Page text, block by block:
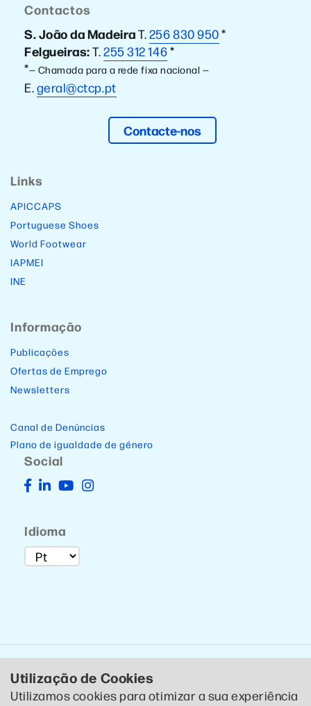
Contactos
S. João da MadeiraT.256 830 950*
Felgueiras:T.255 312 146*
*— Chamada para a rede fixa nacional —
E.geral@ctcp.pt
Contacte-nos
Links
APICCAPS
Portuguese Shoes
World Footwear
IAPMEI
INE
Informação
Publicações
Ofertas de Emprego
Newsletters
Canal de Denúncias
Plano de igualdade de género
Social
Idioma
Utilização de Cookies
Utilizamos cookies para otimizar a sua experiência